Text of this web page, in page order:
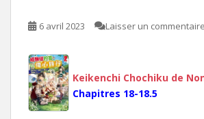
6 avril 2023 Laisser un commentaire
Keikenchi Chochiku de
Chapitres 18-18.5